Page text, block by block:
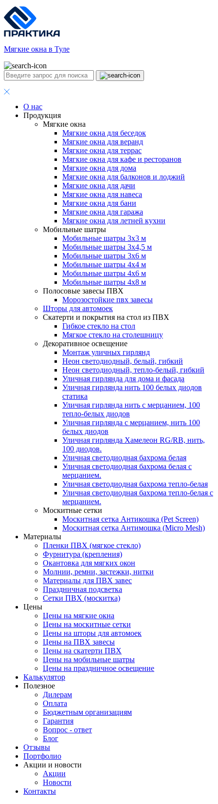
Мягкие окна в Туле
О нас
Продукция
Мягкие окна
Мягкие окна для беседок
Мягкие окна для веранд
Мягкие окна для террас
Мягкие окна для кафе и ресторанов
Мягкие окна для дома
Мягкие окна для балконов и лоджий
Мягкие окна для дачи
Мягкие окна для навеса
Мягкие окна для бани
Мягкие окна для гаража
Мягкие окна для летней кухни
Мобильные шатры
Мобильные шатры 3х3 м
Мобильные шатры 3х4,5 м
Мобильные шатры 3х6 м
Мобильные шатры 4х4 м
Мобильные шатры 4х6 м
Мобильные шатры 4х8 м
Полосовые завесы ПВХ
Морозостойкие пвх завесы
Шторы для автомоек
Скатерти и покрытия на стол из ПВХ
Гибкое стекло на стол
Мягкое стекло на столешницу
Декоративное освещение
Монтаж уличных гирлянд
Неон светодиодный, белый, гибкий
Неон светодиодный, тепло-белый, гибкий
Уличная гирлянда для дома и фасада
Уличная гирлянда нить 100 белых диодов
статика
Уличная гирлянда нить с мерцанием, 100
тепло-белых диодов
Уличная гирлянда с мерцанием, нить 100
белых диодов
Уличная гирлянда Хамелеон RG/RB, нить,
100 диодов.
Уличная светодиодная бахрома белая
Уличная светодиодная бахрома белая с
мерцанием.
Уличная светодиодная бахрома тепло-белая
Уличная светодиодная бахрома тепло-белая с
мерцанием.
Москитные сетки
Москитная сетка Антикошка (Pet Screen)
Москитная сетка Антимошка (Micro Mesh)
Материалы
Пленки ПВХ (мягкое стекло)
Фурнитура (крепления)
Окантовка для мягких окон
Молнии, ремни, застежки, нитки
Материалы для ПВХ завес
Праздничная подсветка
Сетки ПВХ (москитка)
Цены
Цены на мягкие окна
Цены на москитные сетки
Цены на шторы для автомоек
Цены на ПВХ завесы
Цены на скатерти ПВХ
Цены на мобильные шатры
Цены на праздничное освещение
Калькулятор
Полезное
Дилерам
Оплата
Бюджетным организациям
Гарантия
Вопрос - ответ
Блог
Отзывы
Портфолио
Акции и новости
Акции
Новости
Контакты